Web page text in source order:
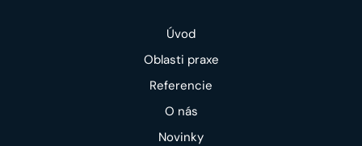
Úvod
Oblasti praxe
Referencie
O nás
Novinky